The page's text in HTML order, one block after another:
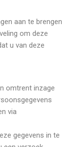
aan te brengen
om deze
u van deze
omtrent inzage
via
gegevens in te